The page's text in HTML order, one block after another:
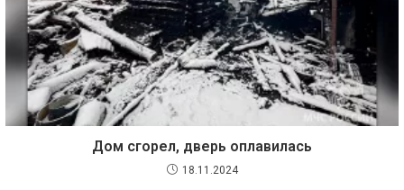
Дом сгорел, дверь оплавилась
18.11.2024